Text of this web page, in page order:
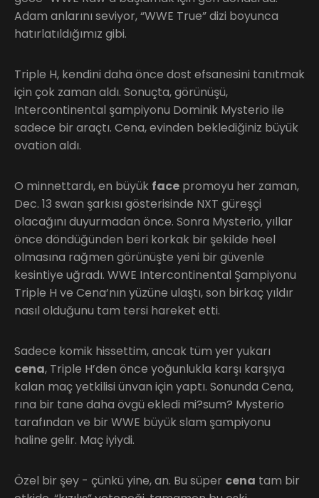
Adam anlarını seviyor, “WWE True” dizi boyunca
hatırlatıldığımız gibi.
Triple H, kendini daha önce dost efsanesini tanıtmak
için çok zaman aldı. Sonuçta, görünüşü,
Intercontinental şampiyonu Dominik Mysterio ile
sadece bir araçtı. Cena, evinden beklediğiniz büyük
ovation aldı.
O minnettardı, en büyük face promoyu her zaman,
Dec. 13 swan şarkısı gösterisinde NXT güreşçi
olacağını duyurmadan önce. Sonra Mysterio, yıllar
önce döndüğünden beri korkak bir şekilde heel
olmasına rağmen görünüşte yeni bir güvenle
kesintiye uğradı. WWE Intercontinental Şampiyonu
Triple H ve Cena’nın yüzüne ulaştı, son birkaç yıldır
nasıl olduğunu tam tersi hareket etti.
Sadece komik hissettim, ancak tüm yer yukarı
cena, Triple H’den önce yoğunlukla karşı karşıya
kalan maç yetkilisi ünvan için yaptı. Sonunda Cena,
rına bir tane daha övgü ekledi mi?sum? Mysterio
tarafından ve bir WWE büyük slam şampiyonu
haline gelir. Maç iyiydi.
Özel bir şey - çünkü yine, an. Bu süper cena tam bir